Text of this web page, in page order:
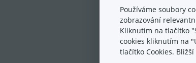
V
možností
Dále zde
Používáme soubory
zobrazování
Kliknutím na tlačítko
cookies kliknutím na
tlačítko Cookies.